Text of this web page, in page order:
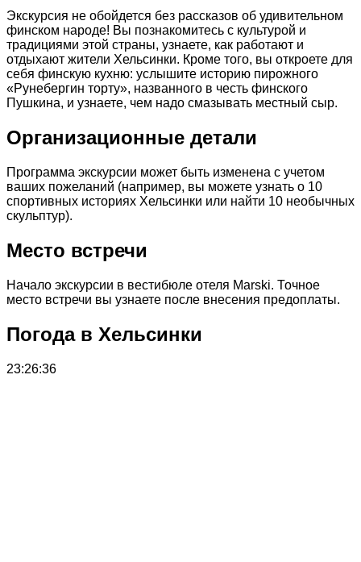
Экскурсия не обойдется без рассказов об удивительном
финском народе! Вы познакомитесь с культурой и
традициями этой страны, узнаете, как работают и
отдыхают жители Хельсинки. Кроме того, вы откроете для
себя финскую кухню: услышите историю пирожного
«Рунебергин торту», названного в честь финского
Пушкина, и узнаете, чем надо смазывать местный сыр.
Организационные детали
Программа экскурсии может быть изменена с учетом
ваших пожеланий (например, вы можете узнать о 10
спортивных историях Хельсинки или найти 10 необычных
скульптур).
Место встречи
Начало экскурсии в вестибюле отеля Marski. Точное
место встречи вы узнаете после внесения предоплаты.
Погода в Хельсинки
23:26:36